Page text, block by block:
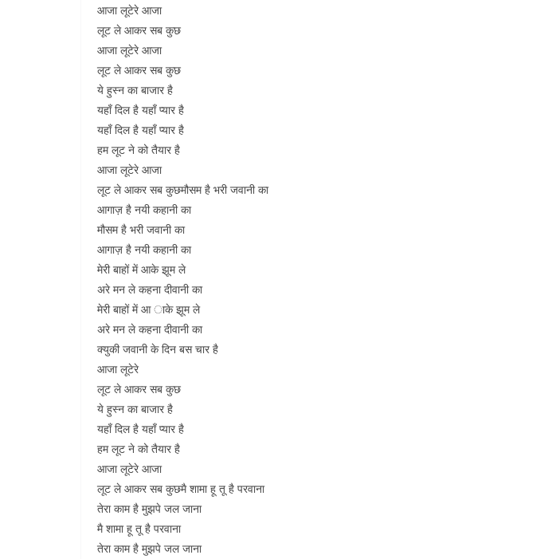
आजा लूटेरे आजा
लूट ले आकर सब कुछ
आजा लूटेरे आजा
लूट ले आकर सब कुछ
ये हुस्न का बाजार है
यहाँ दिल है यहाँ प्यार है
यहाँ दिल है यहाँ प्यार है
हम लूट ने को तैयार है
आजा लूटेरे आजा
लूट ले आकर सब कुछमौसम है भरी जवानी का
आगाज़ है नयी कहानी का
मौसम है भरी जवानी का
आगाज़ है नयी कहानी का
मेरी बाहों में आके झूम ले
अरे मन ले कहना दीवानी का
मेरी बाहों में आ ाके झूम ले
अरे मन ले कहना दीवानी का
क्युकी जवानी के दिन बस चार है
आजा लूटेरे
लूट ले आकर सब कुछ
ये हुस्न का बाजार है
यहाँ दिल है यहाँ प्यार है
हम लूट ने को तैयार है
आजा लूटेरे आजा
लूट ले आकर सब कुछमै शामा हू तू है परवाना
तेरा काम है मुझपे जल जाना
मै शामा हू तू है परवाना
तेरा काम है मुझपे जल जाना